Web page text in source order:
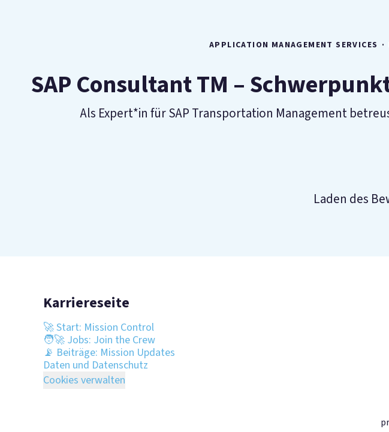
APPLICATION MANAGEMENT SERVICES ·
SAP Consultant TM –
Als Expert*in für SAP Transportation Management
Laden des
Karriereseite
🚀 Start: Mission Control
🧑‍🚀 Jobs: Join the Crew
📡 Beiträge: Mission Updates
Daten und Datenschutz
Cookies verwalten